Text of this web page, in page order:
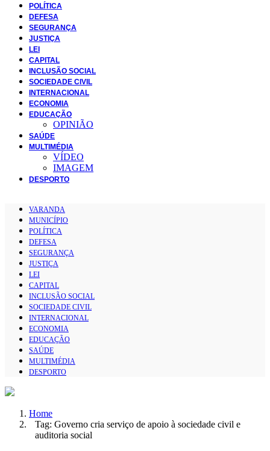
POLÍTICA
DEFESA
SEGURANÇA
JUSTIÇA
LEI
CAPITAL
INCLUSÃO SOCIAL
SOCIEDADE CIVIL
INTERNACIONAL
ECONOMIA
EDUCAÇÃO
OPINIÃO
SAÚDE
MULTIMÉDIA
VÍDEO
IMAGEM
DESPORTO
VARANDA
MUNICÍPIO
POLÍTICA
DEFESA
SEGURANÇA
JUSTIÇA
LEI
CAPITAL
INCLUSÃO SOCIAL
SOCIEDADE CIVIL
INTERNACIONAL
ECONOMIA
EDUCAÇÃO
SAÚDE
MULTIMÉDIA
DESPORTO
Home
Tag: Governo cria serviço de apoio à sociedade civil e
auditoria social